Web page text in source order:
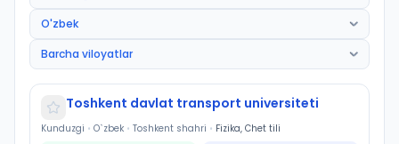
Toshkent davlat transport universiteti
Kunduzgi • O`zbek • Toshkent shahri • Fizika, Chet tili